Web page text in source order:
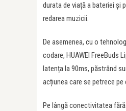
durata de viață a bateriei și
redarea muzicii.
De asemenea, cu o
codare, HUAWEI FreeBuds
latența la 90ms, păstrând
acțiunea care se petrece pe
Pe lângă conectivitatea